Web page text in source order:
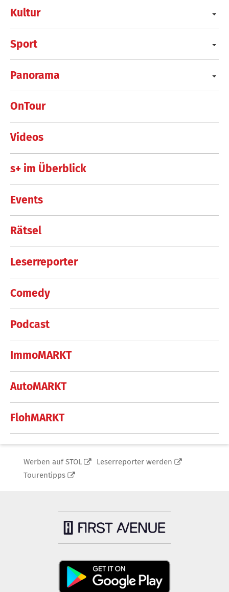
Kultur
Sport
Panorama
OnTour
Videos
s+ im Überblick
Events
Rätsel
Leserreporter
Comedy
Podcast
ImmoMARKT
AutoMARKT
FlohMARKT
Werben auf STOL
Leserreporter werden
Tourentipps